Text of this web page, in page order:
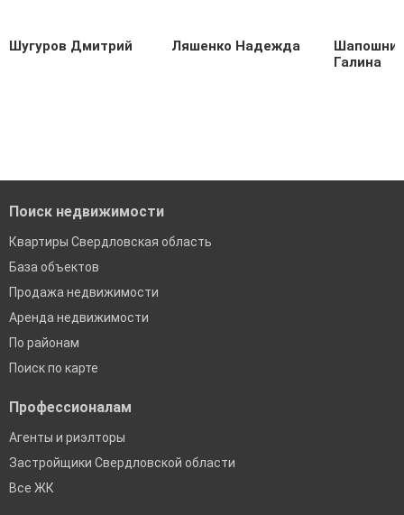
Шугуров Дмитрий Ляшенко Надежда
Галина
Поиск недвижимости
Квартиры Свердловская область
База объектов
Продажа недвижимости
Аренда недвижимости
По районам
Поиск по карте
Профессионалам
Агенты и риэлторы
Застройщики Свердловской области
Все ЖК